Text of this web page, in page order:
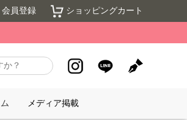
会員登録 ショッピングカート
メディア掲載